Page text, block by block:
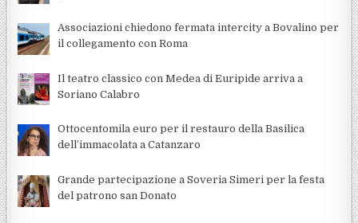
Associazioni chiedono fermata intercity a Bovalino per
il collegamento con Roma
Il teatro classico con Medea di Euripide arriva a
Soriano Calabro
Ottocentomila euro per il restauro della Basilica
dell’immacolata a Catanzaro
Grande partecipazione a Soveria Simeri per la festa
del patrono san Donato